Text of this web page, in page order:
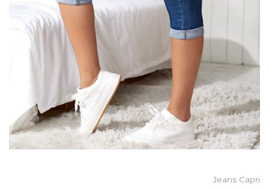
Jeans Capri